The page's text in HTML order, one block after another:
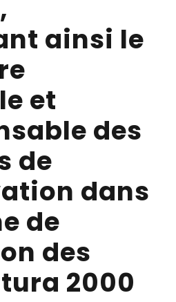
ainsi le
et
des
de
dans
de
des
2000